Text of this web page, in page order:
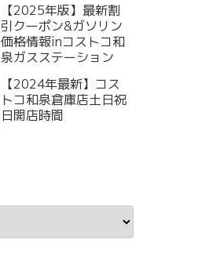
【2025年版】最新割
引クーポン&ガソリン
価格情報inコストコ和
泉ガスステーション
【2024年最新】コス
トコ和泉倉庫店土日祝
日開店時間